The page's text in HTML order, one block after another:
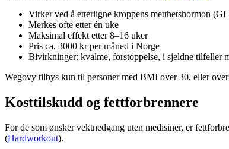
Virker ved å etterligne kroppens metthetshormon
Merkes ofte etter én uke
Maksimal effekt etter 8–16 uker
Pris ca. 3000 kr per måned i Norge
Bivirkninger: kvalme, forstoppelse, i sjeldne tilfeller
Wegovy tilbys kun til personer med BMI over 30, eller
Kosttilskudd og fettforbrennere
For de som ønsker vektnedgang uten medisiner, er
(Hardworkout).